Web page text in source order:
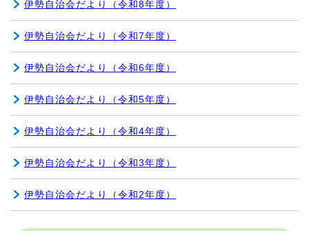
伊勢自治会だより（令和8年度）
伊勢自治会だより（令和7年度）
伊勢自治会だより（令和6年度）
伊勢自治会だより（令和5年度）
伊勢自治会だより（令和4年度）
伊勢自治会だより（令和3年度）
伊勢自治会だより（令和2年度）